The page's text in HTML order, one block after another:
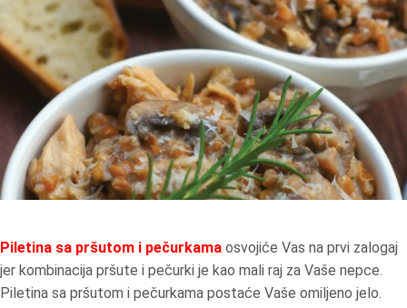
Piletina sa pršutom i pečurkama osvojiće Vas na prvi zalogaj
jer kombinacija pršute i pečurki je kao mali raj za Vaše nepce.
Piletina sa pršutom i pečurkama postaće Vaše omiljeno jelo.